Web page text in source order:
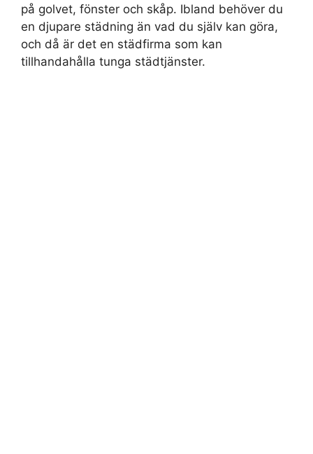
på golvet, fönster och skåp. Ibland behöver du
en djupare städning än vad du själv kan göra,
och då är det en städfirma som kan
tillhandahålla tunga städtjänster.